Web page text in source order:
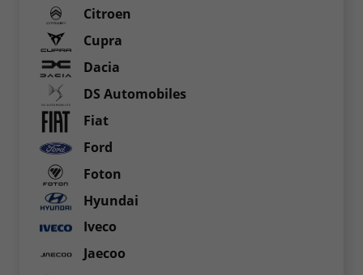
Citroen
Cupra
Dacia
DS Automobiles
Fiat
Ford
Foton
Hyundai
Iveco
Jaecoo